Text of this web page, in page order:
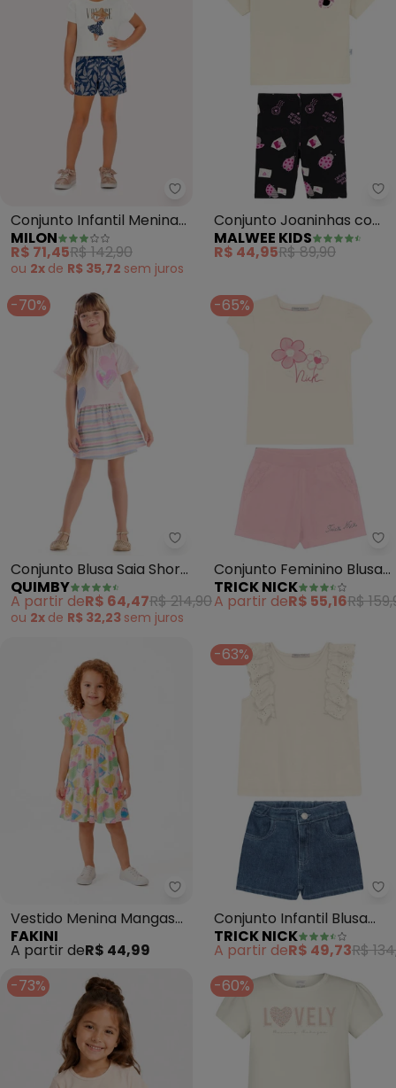
Milon - Conjunto Infantil
Conjunto Infantil Menina
Folhas Milon (Bege)
MILON
R$ 71,45R$ 142,90
ou 2x de R$ 35,72 sem juros
Conjunto Joaninhas com
Glitter (Bege)
MALWEE KIDS
R$ 44,95R$ 89,90
-70%
Quimby - Conjunto Blusa Saia
Conjunto Blusa Saia Short
(Bege)
QUIMBY
A partir deR$ 64,47R$ 214,90
ou 2x de R$ 32,23 sem juros
-65%
Conjunto Feminino Blusa
com Shorts (Bege)
TRICK NICK
A partir deR$ 55,16R$
Fakini - Vestido Menina
Vestido Menina Mangas
Curtas (Bege)
FAKINI
A partir deR$ 44,99
-63%
Conjunto Infantil Blusa
com Shorts (Bege)
TRICK NICK
A partir deR$ 49,73R$
-73%
-60%